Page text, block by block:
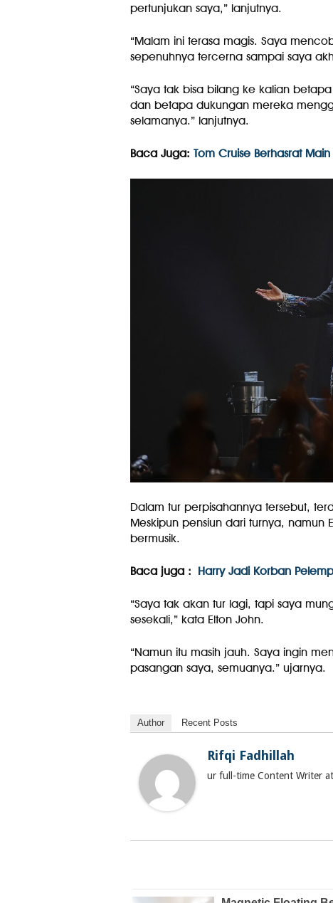
pertunjukan saya,” lanjutnya.
“Malam ini terasa magis. Saya
sepenuhnya tercerna sampai saya
“Saya tak bisa bilang ke kalian
dan betapa dukungan mereka
selamanya.” lanjutnya.
Baca Juga: Tom Cruise Berhasrat
Dalam tur perpisahannya tersebut,
Meskipun pensiun dari turnya, namun
bermusik.
Baca juga : Harry Jadi Korban
“Saya tak akan tur lagi, tapi saya
sesekali,” kata Elton John.
“Namun itu masih jauh. Saya ingin
pasangan saya, semuanya.” ujarnya.
Author Recent Posts
Rifqi Fadhillah
ur full-time Content Writer